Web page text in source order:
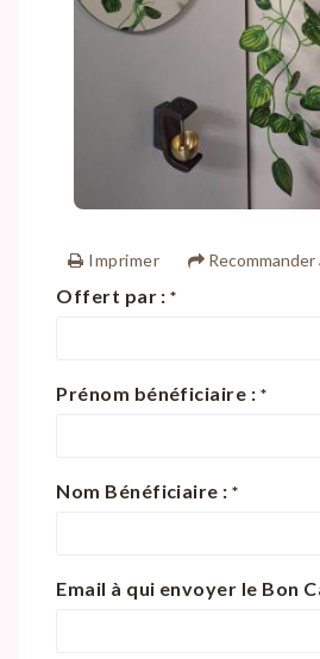
Imprimer Recommander
Offert par :*
Prénom bénéficiaire : *
Nom Bénéficiaire :*
Email à qui envoyer le Bon